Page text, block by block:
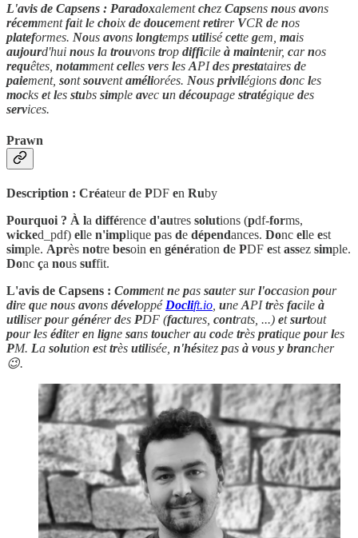
L'avis de Capsens : Paradoxalementchez Capsens nous avons
récemmentfaitle choix de doucementretirer VCR de nos
plateformes. Nous avons longtemps utilisécette gem, mais
aujourd'hui nous la trouvons trop difficile à maintenir, carnos
requêtes, notammentcelles vers les APIdes prestataires de
paiement, sontsouventaméliorées. Nous privilégions donc les
mocks etles stubs simple avec un découpage stratégique des
services.
Prawn
Description : Créateurde PDF en Ruby
Pourquoi ? À la différence d'autres solutions (pdf-forms,
wicked_pdf) elle n'implique pas de dépendances. Donc elle est
simple. Après notre besoin en génération de PDF est assez simple.
Donc ça nous suffit.
L'avis de Capsens : Commentne pas sautersurl'occasion pour
dire que nous avons développé Doclift.io une APItrès facile à
utiliserpourgénérerdes PDF (factures, contrats, ...) etsurtout
pourles éditeren ligne sans toucherau code très pratique pourles
PM. La solution esttrès utilisée, n'hésitez pas à vous y brancher
😉.